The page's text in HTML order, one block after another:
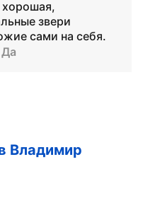
звери
сами на себя.
Да
Владимир